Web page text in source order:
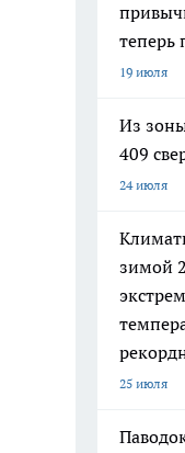
теперь
19 июля
Из
409
24 июля
зимой
25 июля